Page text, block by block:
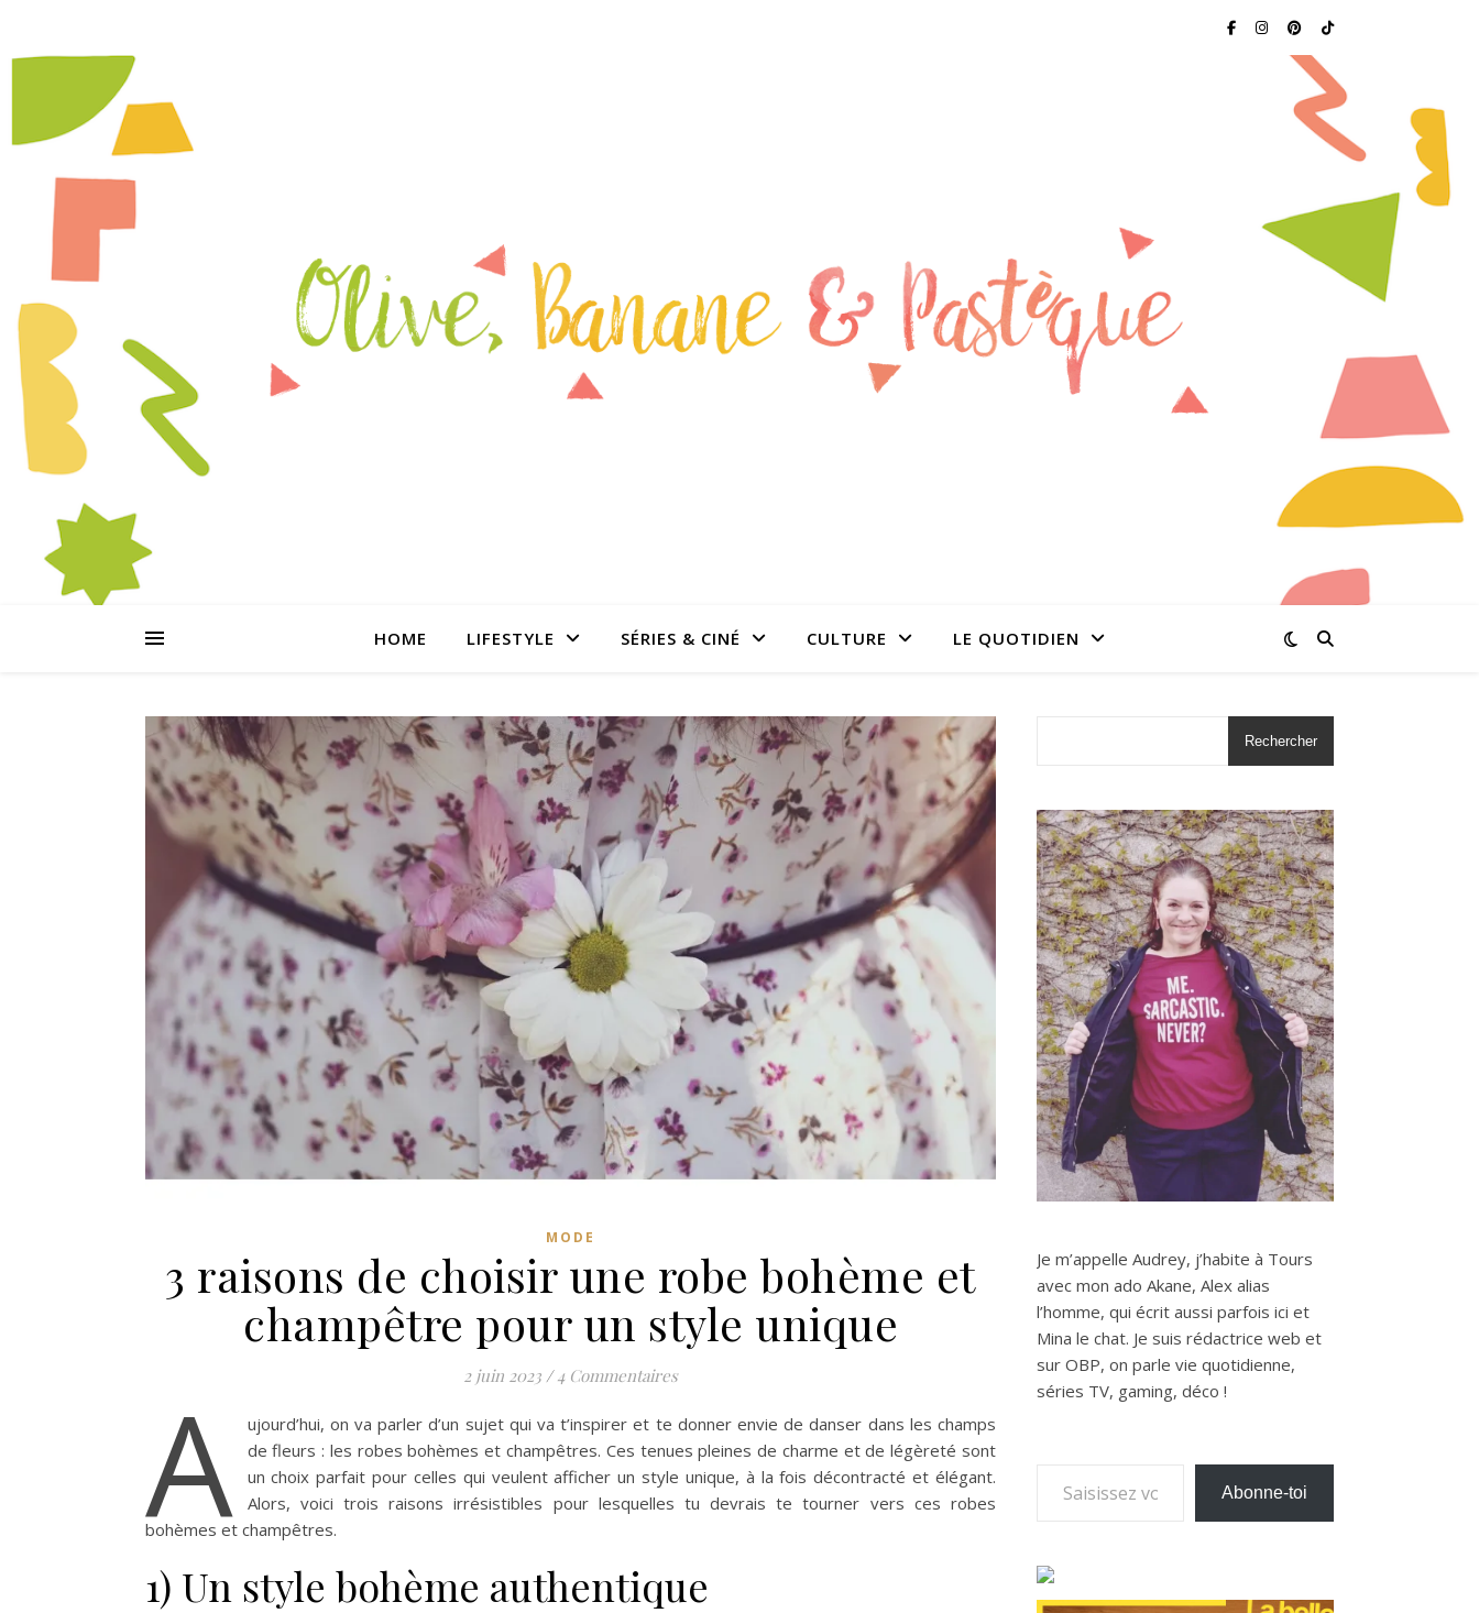
HOME LIFESTYLE SÉRIES & CINÉ CULTURE LE QUOTIDIEN
MODE
3 raisons de choisir une robe bohème et
champêtre pour un style unique
2 juin 2023 / 4 Commentaires
A
ujourd’hui, on va parler d’un sujet qui va t’inspirer et te donner envie de danser dans les champs
de fleurs : les robes bohèmes et champêtres. Ces tenues pleines de charme et de légèreté sont
un choix parfait pour celles qui veulent afficher un style unique, à la fois décontracté et élégant.
Alors, voici trois raisons irrésistibles pour lesquelles tu devrais te tourner vers ces robes
bohèmes et champêtres.
1) Un style bohème authentique
Rechercher
Je m’appelle Audrey, j’habite à Tours
avec mon ado Akane, Alex alias
l’homme, qui écrit aussi parfois ici et
Mina le chat. Je suis rédactrice web et
sur OBP, on parle vie quotidienne,
séries TV, gaming, déco !
Saisissez votre adresse e-mail…
Abonne-toi